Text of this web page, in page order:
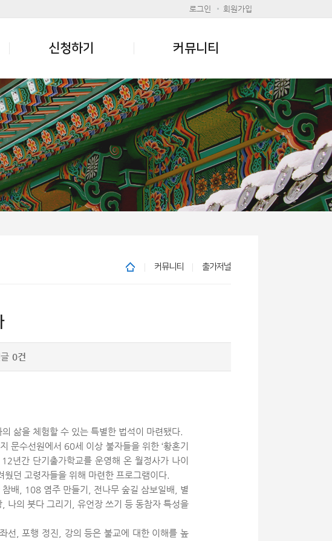
로그인 회원가입
신청하기 커뮤니티
커뮤니티 출가저널
0건
삶을 체험할 수 있는 특별한 법석이 마련됐다.
문수선원에서 60세 이상 불자들을 위한 ‘황혼기
년간 단기출가학교를 운영해 온 월정사가 나이
던 고령자들을 위해 마련한 프로그램이다.
배, 108 염주 만들기, 전나무 숲길 삼보일배, 별
나의 붓다 그리기, 유언장 쓰기 등 동참자 특성을
선, 포행 정진, 강의 등은 불교에 대한 이해를 높